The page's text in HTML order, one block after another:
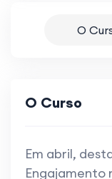
O
O Curso
Em abril,
Engajamento